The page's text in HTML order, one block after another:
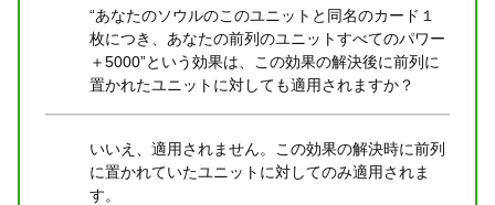
“あなたのソウルのこのユニットと同名のカード１
枚につき、あなたの前列のユニットすべてのパワー
＋5000”という効果は、この効果の解決後に前列に
置かれたユニットに対しても適用されますか？
いいえ、適用されません。この効果の解決時に前列
に置かれていたユニットに対してのみ適用されま
す。